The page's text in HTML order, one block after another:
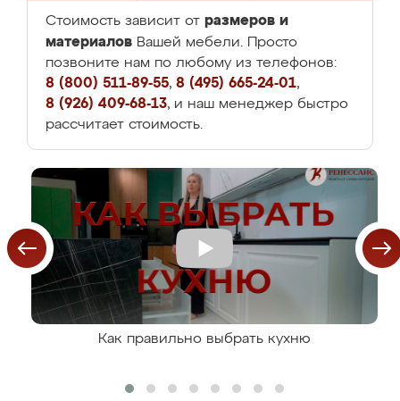
Стоимость зависит от размеров и
материалов Вашей мебели. Просто
позвоните нам по любому из телефонов:
8 (800) 511-89-55, 8 (495) 665-24-01,
8 (926) 409-68-13, и наш менеджер быстро
рассчитает стоимость.
Как правильно выбрать кухню